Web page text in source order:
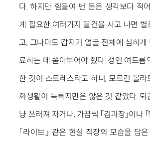
다. 하지만 힘들여 번 돈은 생각보다 적
게 필요한 여러가지 물건을 사고 나면 별
고, 그나마도 갑자기 얼굴 전체에 심하게
료하는 데 쏟아부어야 했다. 성인 여드름
한 것이 스트레스라고 하니, 모르긴 몰
회생활이 녹록지만은 않은 것 같았다.
냥 쓰러져 자거나, 가끔씩 「김과장」이나
「라이브」 같은 현실 직장의 모습을 담